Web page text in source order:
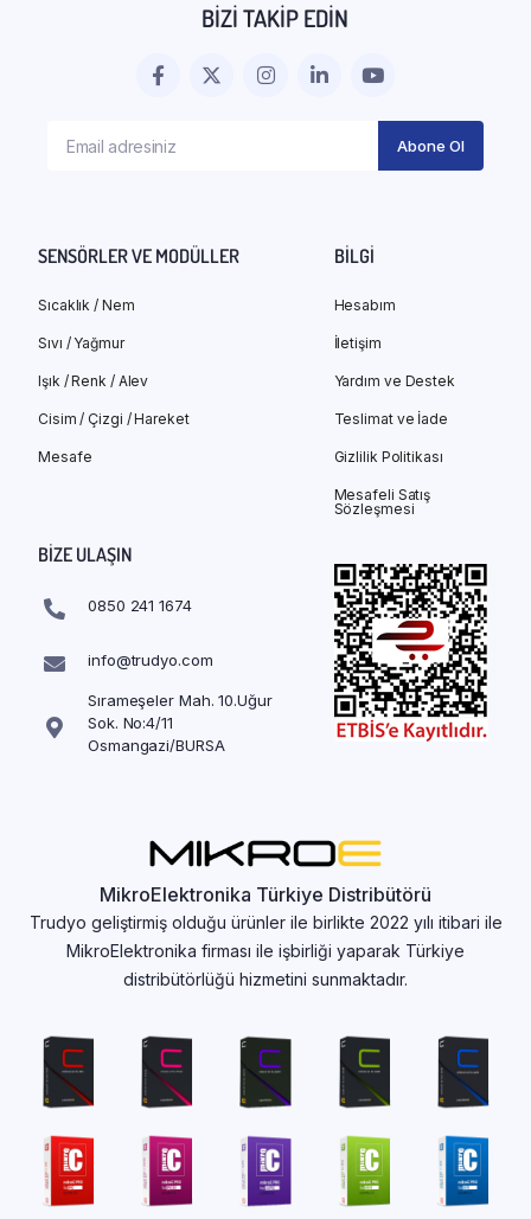
BIZI TAKIP EDIN
SENSÖRLER VE MODÜLLER
Sıcaklık / Nem
Sıvı / Yağmur
Işık / Renk / Alev
Cisim / Çizgi / Hareket
Mesafe
BILGI
Hesabım
İletişim
Yardım ve Destek
Teslimat ve İade
Gizlilik Politikası
Mesafeli Satış
Sözleşmesi
BIZE ULAŞIN
0850 241 1674
info@trudyo.com
Sırameşeler Mah. 10.Uğur
Sok. No:4/11
Osmangazi/BURSA
MikroElektronika Türkiye Distribütörü
Trudyo geliştirmiş olduğu ürünler ile birlikte 2022 yılı itibari ile
MikroElektronika firması ile işbirliği yaparak Türkiye
distribütörlüğü hizmetini sunmaktadır.